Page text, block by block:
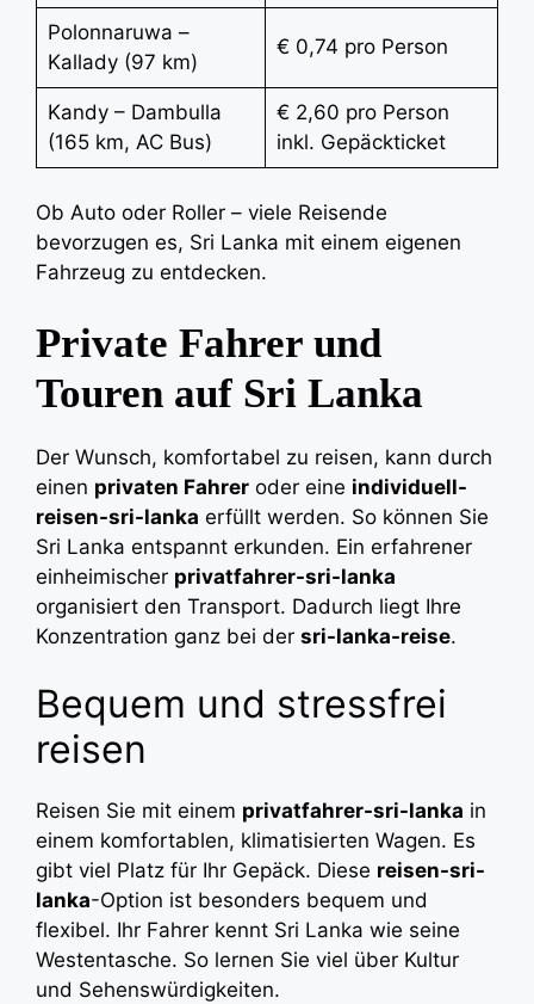
Polonnaruwa –
Kallady (97 km)
€ 0,74 pro Person
Kandy – Dambulla
(165 km, AC Bus)
€ 2,60 pro Person
inkl. Gepäckticket
Ob Auto oder Roller – viele Reisende
bevorzugen es, Sri Lanka mit einem eigenen
Fahrzeug zu entdecken.
Private Fahrer und
Touren auf Sri Lanka
Der Wunsch, komfortabel zu reisen, kann durch
einen privaten Fahrer oder eine individuell-
reisen-sri-lanka erfüllt werden. So können Sie
Sri Lanka entspannt erkunden. Ein erfahrener
einheimischer privatfahrer-sri-lanka
organisiert den Transport. Dadurch liegt Ihre
Konzentration ganz bei der sri-lanka-reise.
Bequem und stressfrei
reisen
Reisen Sie mit einem privatfahrer-sri-lanka in
einem komfortablen, klimatisierten Wagen. Es
gibt viel Platz für Ihr Gepäck. Diese reisen-sri-
lanka-Option ist besonders bequem und
flexibel. Ihr Fahrer kennt Sri Lanka wie seine
Westentasche. So lernen Sie viel über Kultur
und Sehenswürdigkeiten.